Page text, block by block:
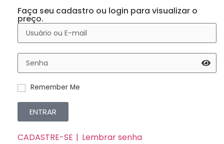
Faça seu cadastro ou login para visualizar o
preço.
Remember Me
ENTRAR
CADASTRE-SE Lembrar senha